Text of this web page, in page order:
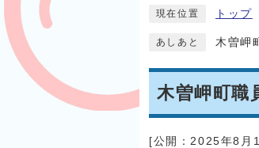
現在位置 トップ
あしあと 木曽岬
木曽岬町職
[公開：2025年8月